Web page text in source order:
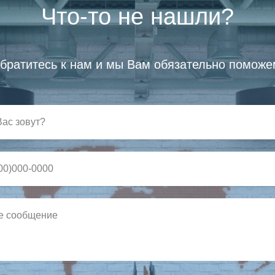
Что-то не нашли?
к нам и мы Вам обязательно